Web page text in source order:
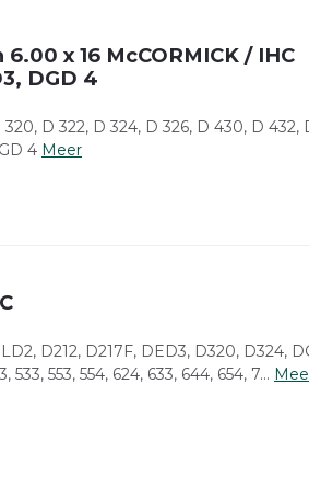
x 16 McCORMICK / IHC
DGD 4
D 322, D 324, D 326, D 430, D 432,
4 Meer
D212, D217F, DED3, D320, D324,
533, 553, 554, 624, 633, 644, 654, 7...